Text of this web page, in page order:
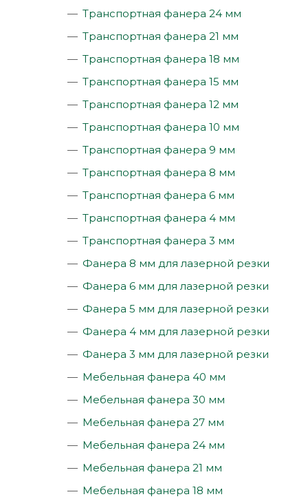
Транспортная фанера 24 мм
Транспортная фанера 21 мм
Транспортная фанера 18 мм
Транспортная фанера 15 мм
Транспортная фанера 12 мм
Транспортная фанера 10 мм
Транспортная фанера 9 мм
Транспортная фанера 8 мм
Транспортная фанера 6 мм
Транспортная фанера 4 мм
Транспортная фанера 3 мм
Фанера 8 мм для лазерной резки
Фанера 6 мм для лазерной резки
Фанера 5 мм для лазерной резки
Фанера 4 мм для лазерной резки
Фанера 3 мм для лазерной резки
Мебельная фанера 40 мм
Мебельная фанера 30 мм
Мебельная фанера 27 мм
Мебельная фанера 24 мм
Мебельная фанера 21 мм
Мебельная фанера 18 мм